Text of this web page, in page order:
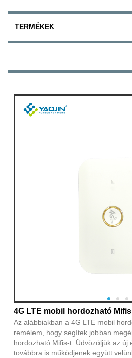
TERMÉKEK
4G LTE mobil hordozható Mifis
Az alábbiakban a 4G LTE mobil
remélem, hogy segítek jobban
hordozható Mifis-t. Üdvözöljük az új
továbbra is működjenek együtt